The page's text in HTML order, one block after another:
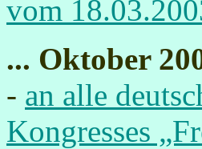
vom
... Oktober
- an alle
Kongresses